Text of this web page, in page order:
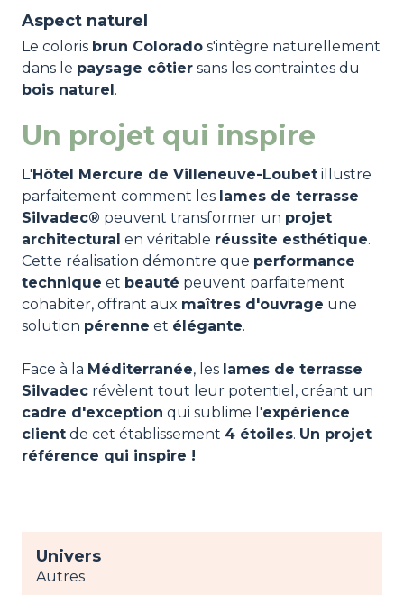
Aspect naturel
Le coloris brun Colorado s'intègre naturellement
dans le paysage côtier sans les contraintes du
bois naturel.
Un projet qui inspire
L'Hôtel Mercure de Villeneuve-Loubet illustre
parfaitement comment les lames de terrasse
Silvadec® peuvent transformer un projet
architectural en véritable réussite esthétique.
Cette réalisation démontre que performance
technique et beauté peuvent parfaitement
cohabiter, offrant aux maîtres d'ouvrage une
solution pérenne et élégante.
Face à la Méditerranée, les lames de terrasse
Silvadec révèlent tout leur potentiel, créant un
cadre d'exception qui sublime l'expérience
client de cet établissement 4 étoiles. Un projet
référence qui inspire !
Univers
Autres